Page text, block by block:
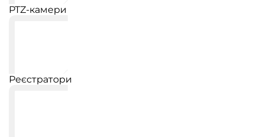
PTZ-камери
Реєстратори